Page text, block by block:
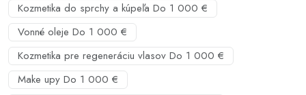
Kozmetika do sprchy a kúpeľa Do 1 000 €
Vonné oleje Do 1 000 €
Kozmetika pre regeneráciu vlasov Do 1 000 €
Make upy Do 1 000 €